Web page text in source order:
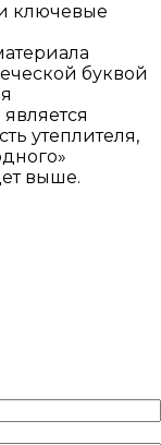
ключевые
буквой
утеплителя,
выше.